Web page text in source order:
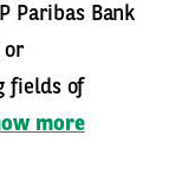
Paribas Bank
or
fields of
more